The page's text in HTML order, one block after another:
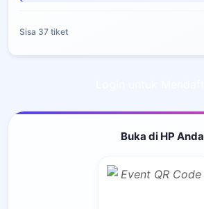
Sisa 37 tiket
Buka di HP Anda